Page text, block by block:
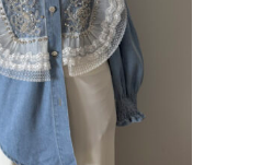
– Fırfırlı ve
Detaylı